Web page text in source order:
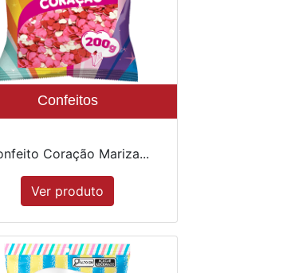
Confeitos
Coração Mariza...
Ver produto